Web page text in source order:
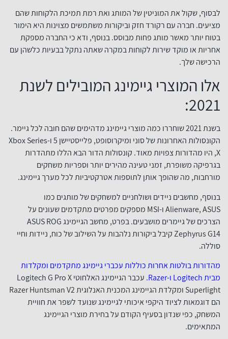
לבסוף, שקול את המוניטין של המותג ואת רמת תמיכת הלקוחות שהם
מציעים. חברה עם רקורד חזק וביקורות משתמשים מצוינות היא הימור
בטוח יותר מאשר מותג פחות מבוסס. בנוסף, ודא כי החברה מספקת
אחריות או מוקד שירות לקוחות במקרה שאתה נתקל בבעיות כלשהן עם
הרכישה שלך.
אלו המוצרי גיימינג המובילים לשנת
2021:
בשנת 2021 שוחררו כמה מוצרי גיימינג מדהימים שהם חובה לכל גיימר.
הקונסולות האחרונות של סוני ומיקרוסופט, פלייסטיישן 5 ו-Xbox Series
X, היו מהדורות צפויות מאוד. קונסולות הדור הבא הללו מתהדרות
בגרפיקה משופרת, זמני טעינה מהירים יותר וספריות משחקים
מורחבות, מה שהופך אותן לתוספות אטרקטיביות לכל מערך גיימינג.
בנוסף, מחשבים ניידים ושולחניים למשחקים של מותגים כמו
Alienware, ASUS ו-MSI מספקים מפרטים מתקדמים שעונים על
הצרכים של גיימרים מושבעים. בפרט, מחשב הגיימינג ASUS ROG
Zephyrus G14 קיבל ביקורות נלהבות על השילוב של כוח, ניידות וחיי
סוללה.
מהדורות בולטות אחרות כוללות עכברי גיימינג מתקדמים ומקלדות
מבית Logitech ו-Razer.
עכבר הגיימינג האלחוטי Logitech G Pro X
Superlight ומקלדת הגיימינג המכנית האנלוגית Razer Huntsman V2
הם דוגמאות לציוד היקפי איכותי לגיימינג שנועד לשפר את חוויית
המשחק, כפי שנדון בסעיף הקודם על בחירת מוצרי הגיימינג
המתאימים.